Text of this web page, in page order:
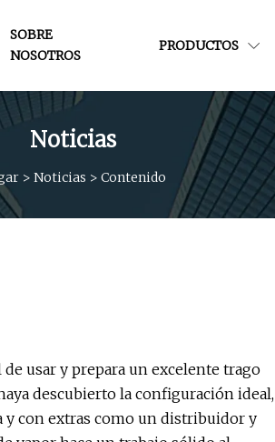
SOBRE
NOSOTROS
PRODUCTOS
Noticias
> Noticias > Contenido
de usar y prepara un excelente trago
descubierto la configuración ideal,
y con extras como un distribuidor y